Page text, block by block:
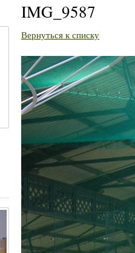
IMG_9587
Вернуться к списку